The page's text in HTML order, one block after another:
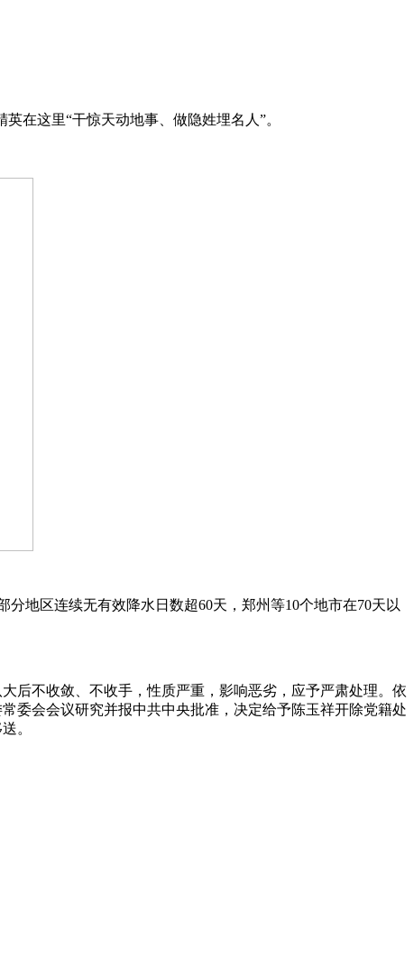
这里“干惊天动地事、做隐姓埋名人”。
区连续无有效降水日数超60天，郑州等10个地市在70天以
不收敛、不收手，性质严重，影响恶劣，应予严肃处理。依
委会会议研究并报中共中央批准，决定给予陈玉祥开除党籍处
。